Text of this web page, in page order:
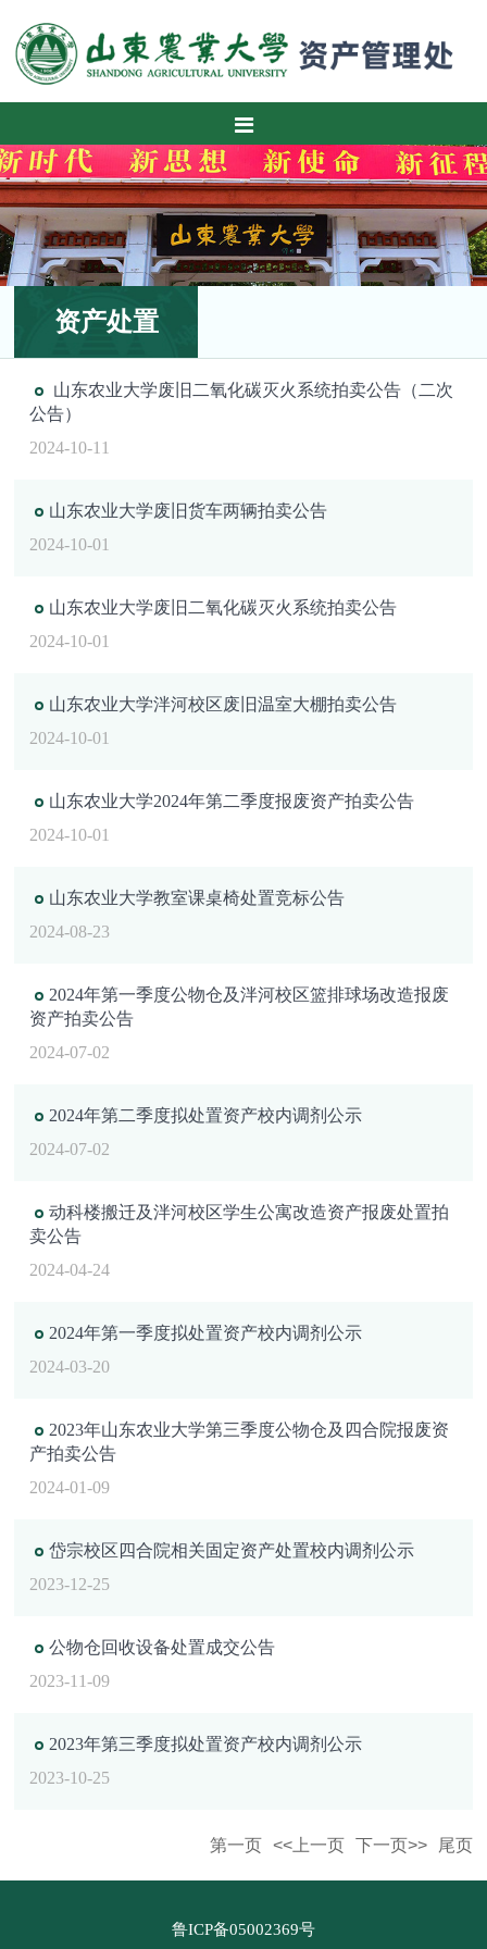
资产处置
山东农业大学废旧二氧化碳灭火系统拍卖公告（二次
公告）
2024-10-11
山东农业大学废旧货车两辆拍卖公告
2024-10-01
山东农业大学废旧二氧化碳灭火系统拍卖公告
2024-10-01
山东农业大学泮河校区废旧温室大棚拍卖公告
2024-10-01
山东农业大学2024年第二季度报废资产拍卖公告
2024-10-01
山东农业大学教室课桌椅处置竞标公告
2024-08-23
2024年第一季度公物仓及泮河校区篮排球场改造报废
资产拍卖公告
2024-07-02
2024年第二季度拟处置资产校内调剂公示
2024-07-02
动科楼搬迁及泮河校区学生公寓改造资产报废处置拍
卖公告
2024-04-24
2024年第一季度拟处置资产校内调剂公示
2024-03-20
2023年山东农业大学第三季度公物仓及四合院报废资
产拍卖公告
2024-01-09
岱宗校区四合院相关固定资产处置校内调剂公示
2023-12-25
公物仓回收设备处置成交公告
2023-11-09
2023年第三季度拟处置资产校内调剂公示
2023-10-25
第一页 <<上一页 下一页>> 尾页
鲁ICP备05002369号